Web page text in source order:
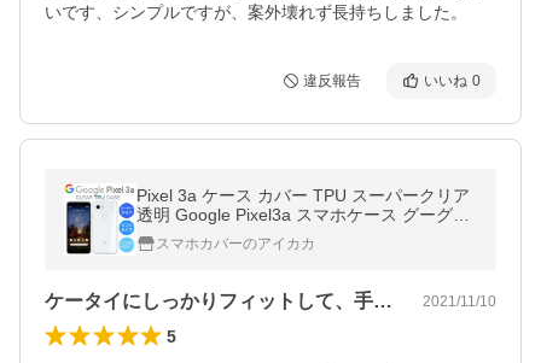
いです、シンプルですが、案外壊れず長持ちしました。
違反報告 いいね 0
Pixel 3a ケース カバー TPU スーパークリア
透明 Google Pixel3a スマホケース グーグル
ピクセル3a スマホカバー Google Pixel 3a
スマホカバーのアイカカ
ケータイにしっかりフィットして、手触り… 2021/11/10
5